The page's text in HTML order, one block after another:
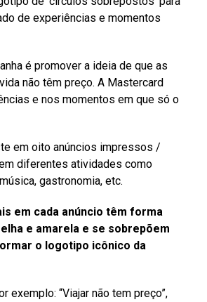
de experiências e momentos
é promover a ideia de que as
não têm preço. A Mastercard
e nos momentos em que só o
em oito anúncios impressos /
diferentes atividades como
gastronomia, etc.
em cada anúncio têm forma
e amarela e se sobrepõem
o logotipo icônico da
exemplo: “Viajar não tem preço”,